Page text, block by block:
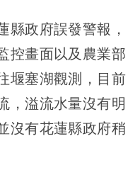
縣政府誤發警報，
控畫面以及農業部
堰塞湖觀測，目前
，溢流水量沒有明
沒有花蓮縣政府稍